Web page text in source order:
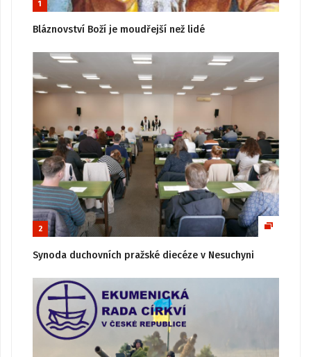
1
Bláznovství Boží je moudřejší než lidé
2
Synoda duchovních pražské diecéze v Nesuchyni